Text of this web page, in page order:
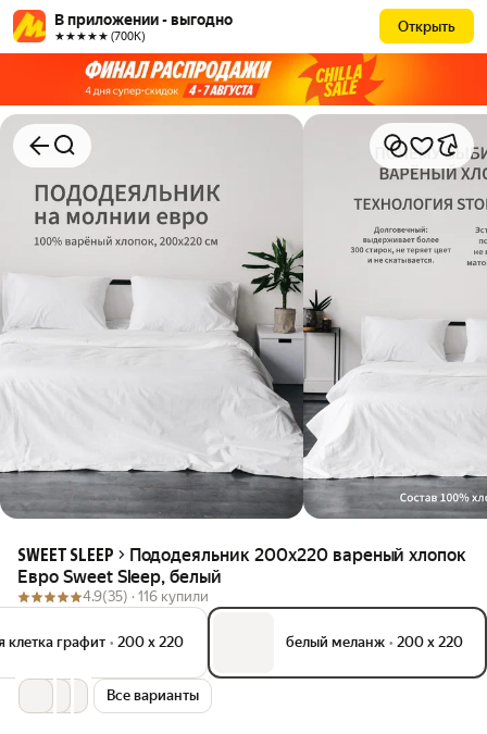
В приложении - выгодно
★★★★★ (700К)
Открыть
SWEET SLEEP
Пододеяльник 200х220 вареный хлопок
Евро Sweet Sleep, белый
4.9(35) · 116 купили
клетка графит • 200 х 220 белый меланж • 200 х 220
Все варианты